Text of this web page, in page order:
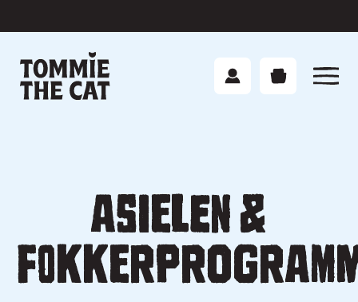
Over Tommie
Voedingsadvies
ASIELEN &